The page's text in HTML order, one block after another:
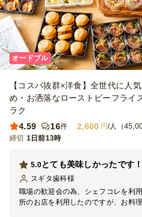
オードブル
【コスパ抜群×洋食】全世代に人
め・お洒落なローストビーフライ
ラク
4.59
16件 2,600 円/人（
締切 1日前13時
とても美味しかったです！
5.0
スギタ歯科様
職場の歓迎会の為、シェフコレを利
所のお店を利用したのですが、お料